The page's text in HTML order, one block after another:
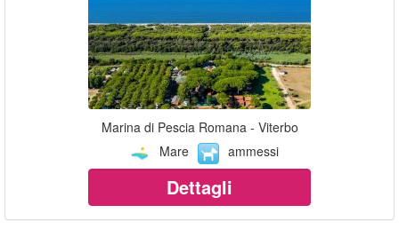
Marina di Pescia Romana - Viterbo
Mare
ammessi
Dettagli